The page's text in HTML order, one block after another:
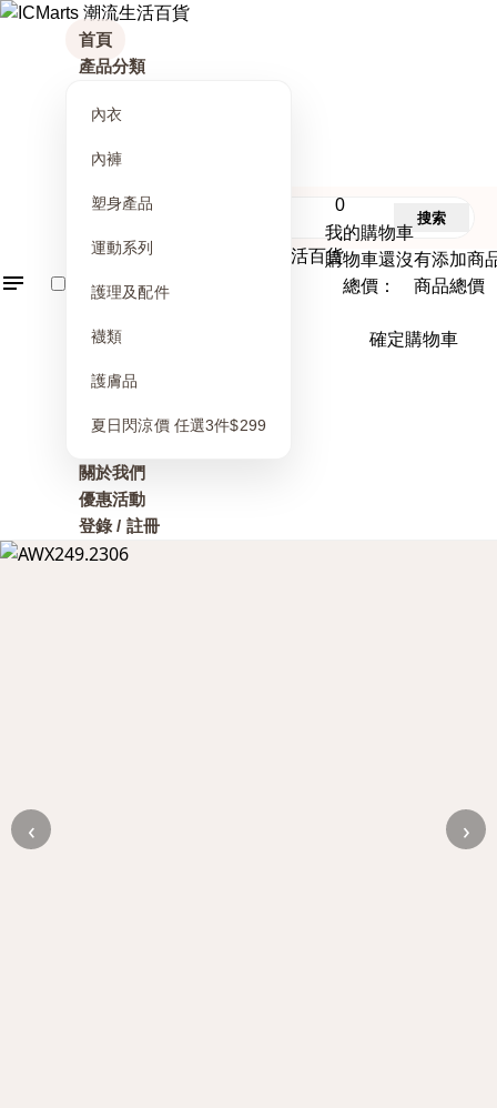
首頁
產品分類
內衣
內褲
塑身產品
運動系列
護理及配件
襪類
護膚品
夏日閃涼價 任選3件$299
關於我們
優惠活動
登錄 / 註冊
0
我的購物車
購物車還沒有添加商
總價： 商品總價
確定購物車
搜索
‹ ›